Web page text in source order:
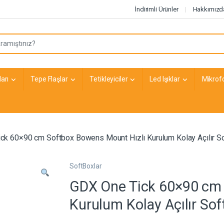
İndirimli Ürünler
Tepe Flaşlar Tetikleyiciler Led Işıklar
60×90 cm Softbox Bowens Mount Hızlı Kurulum Kolay Açılır
SoftBoxlar
GDX One Tick 60×90
Kurulum Kolay Açılır